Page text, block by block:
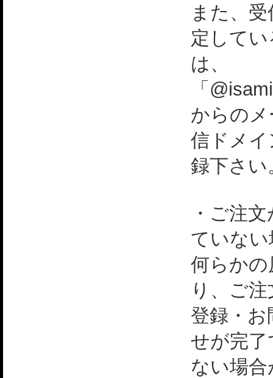
また、
定して
は、
「
からの
信ドメ
録下さい
・ご注
ていない
何らか
り、ご
登録・
せが完
ない場